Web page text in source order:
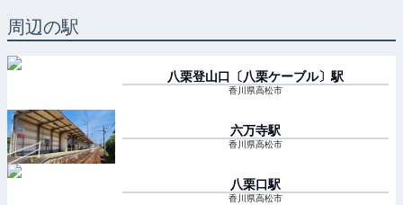
周辺の駅
八栗登山口〔八栗ケーブル〕 駅
香川県高松市
六万寺駅
香川県高松市
八栗口駅
香川県高松市